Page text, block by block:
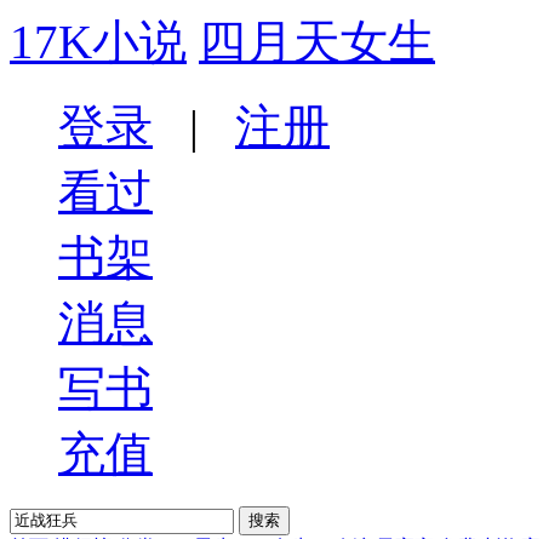
17K小说 四月天女生
登录 | 注册
看过
书架
消息
写书
充值